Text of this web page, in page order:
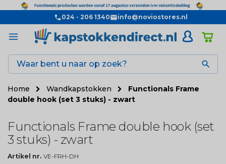
024 - 206 1340 info@noviostores.nl

Home Wandkapstokken
Functionals Frame
double hook (set 3 stuks) - zwart
Functionals Frame double hook (set
3 stuks) - zwart
Artikel nr. VE-FRH-DH